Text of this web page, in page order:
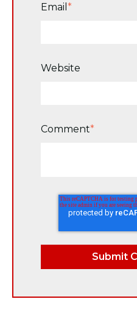
Email *
Website
Comment*